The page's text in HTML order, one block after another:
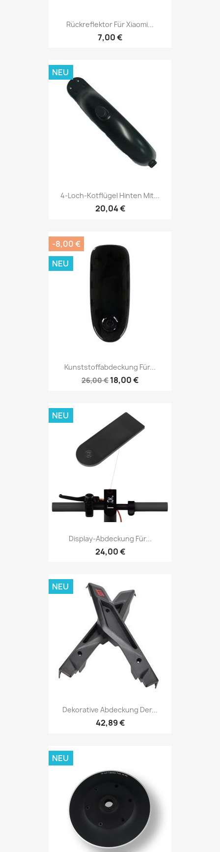
Rückreflektor Für Xiaomi...
7,00 €
4-Loch-Kotflügel Hinten Mit...
20,04 €
NEU
Kunststoffabdeckung Für...
26,00 € 18,00 €
-8,00 €
NEU
Display-Abdeckung Für...
24,00 €
NEU
Dekorative Abdeckung Der...
42,89 €
NEU
NEU